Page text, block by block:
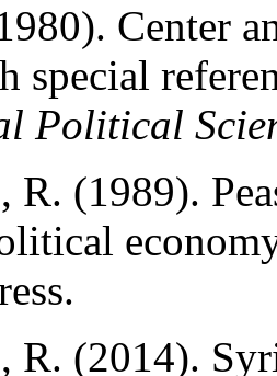
Center
special
Political
R. (1989).
R. (2014).